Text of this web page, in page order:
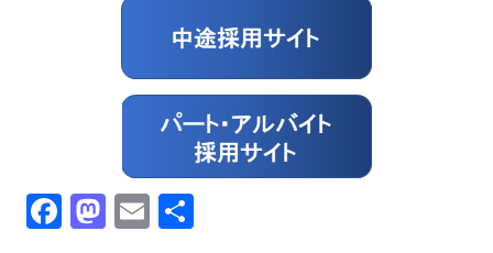
Facebook
Mastodon
Email